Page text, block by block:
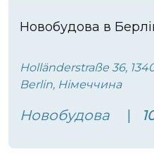
Новобудова в
Holländerstraße 36,
Berlin, Німеччина
Новобудова